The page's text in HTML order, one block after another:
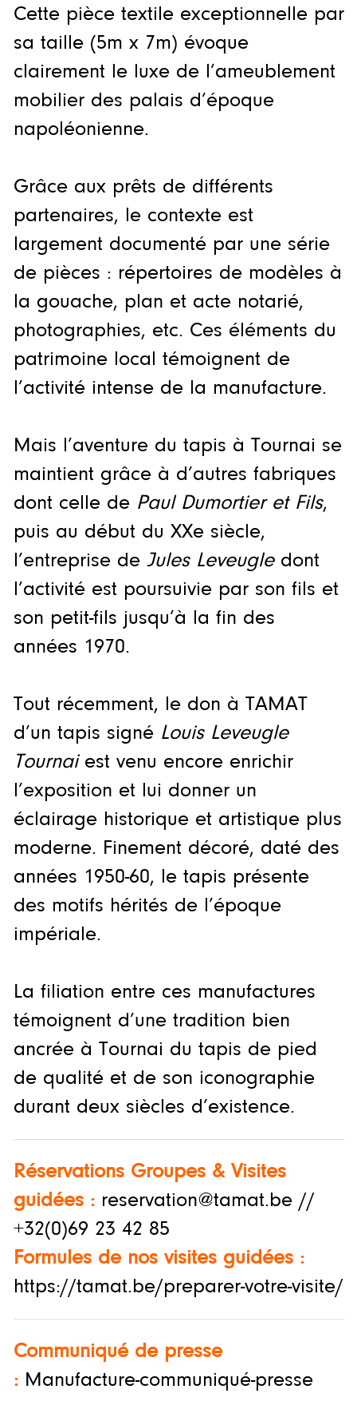
Cette pièce textile exceptionnelle par
sa taille (5m x 7m) évoque
clairement le luxe de l’ameublement
mobilier des palais d’époque
napoléonienne.
Grâce aux prêts de différents
partenaires, le contexte est
largement documenté par une série
de pièces : répertoires de modèles à
la gouache, plan et acte notarié,
photographies, etc. Ces éléments du
patrimoine local témoignent de
l’activité intense de la manufacture.
Mais l’aventure du tapis à Tournai se
maintient grâce à d’autres fabriques
dont celle de Paul Dumortier et Fils,
puis au début du XXe siècle,
l’entreprise de Jules Leveugledont
l’activité est poursuivie par son fils et
son petit-fils jusqu’à la fin des
années 1970.
Tout récemment, le don à TAMAT
d’un tapis signé Louis Leveugle
Tournaiest venu encore enrichir
l’exposition et lui donner un
éclairage historique et artistique plus
moderne. Finement décoré, daté des
années 1950-60, le tapis présente
des motifs hérités de l’époque
impériale.
La filiation entre ces manufactures
témoignent d’une tradition bien
ancrée à Tournai du tapis de pied
de qualité et de son iconographie
durant deux siècles d’existence.
Réservations Groupes & Visites
guidées :reservation@tamat.be //
+32(0)69 23 42 85
Formules de nos visites guidées :
https://tamat.be/preparer-votre-visite/
Communiqué de presse
: Manufacture-communiqué-presse